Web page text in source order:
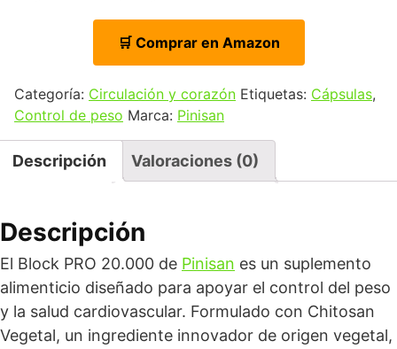
🛒 Comprar en Amazon
Categoría: Circulación y corazón Etiquetas: Cápsulas,
Control de peso Marca: Pinisan
Descripción Valoraciones (0)
Descripción
El Block PRO 20.000 de Pinisan es un suplemento
alimenticio diseñado para apoyar el control del peso
y la salud cardiovascular. Formulado con Chitosan
Vegetal, un ingrediente innovador de origen vegetal,